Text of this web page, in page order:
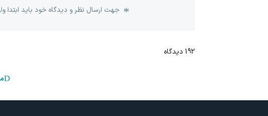
جهت ارسال نظر و دیدگاه خود باید
192 دیدگاه